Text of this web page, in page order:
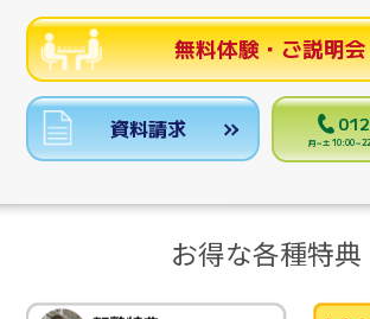
無料体験・ご説明会
資料請求 月～土 10:00～
お得な各種特典